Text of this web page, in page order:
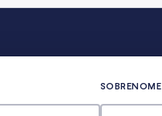
SOBRENOME